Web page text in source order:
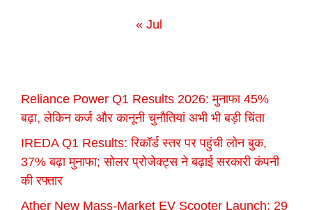
« Jul
Reliance Power Q1 Results 2026: मुनाफा 45%
बढ़ा, लेकिन कर्ज और कानूनी चुनौतियां अभी भी बड़ी चिंता
IREDA Q1 Results: रिकॉर्ड स्तर पर पहुंची लोन बुक,
37% बढ़ा मुनाफा; सोलर प्रोजेक्ट्स ने बढ़ाई सरकारी कंपनी
की रफ्तार
Ather New Mass-Market EV Scooter Launch: 29